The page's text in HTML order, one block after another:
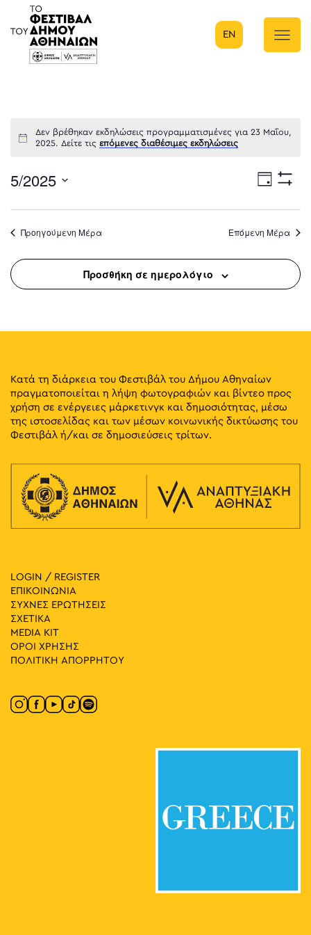
Κύρια πλοήγηση
EN
Δεν βρέθηκαν εκδηλώσεις προγραμματισμένες για 23 Μαΐου,
2025. Δείτε τιςεπόμενες διαθέσιμες εκδηλώσεις
Ημέρα
5/2025
date.
Προηγούμενη Μέρα Επόμενη Μέρα
Προσθήκη σε ημερολόγιο
Κατά τη διάρκεια του Φεστιβάλ του Δήμου Αθηναίων
πραγματοποιείται η λήψη φωτογραφιών και βίντεο προς
χρήση σε ενέργειες μάρκετινγκ και δημοσιότητας, μέσω
της ιστοσελίδας και των μέσων κοινωνικής δικτύωσης του
Φεστιβάλ ή/και σε δημοσιεύσεις τρίτων.
LOGIN / REGISTER
ΕΠΙΚΟΙΝΩΝΙΑ
ΣΥΧΝΕΣ ΕΡΩΤΗΣΕΙΣ
ΣΧΕΤΙΚΑ
MEDIA ΚIT
ΟΡΟΙ ΧΡΗΣΗΣ
ΠΟΛΙΤΙΚΗ ΑΠΟΡΡΗΤΟΥ